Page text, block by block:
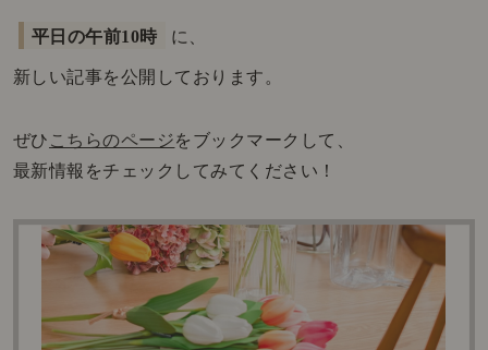
平日の午前10時 に、
新しい記事を公開しております。
ぜひ こちらのページをブックマークして、
最新情報をチェックしてみてください！